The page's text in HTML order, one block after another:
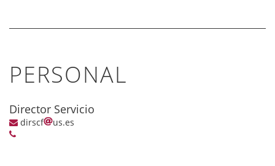
PERSONAL
Director Servicio
dirscf us.es